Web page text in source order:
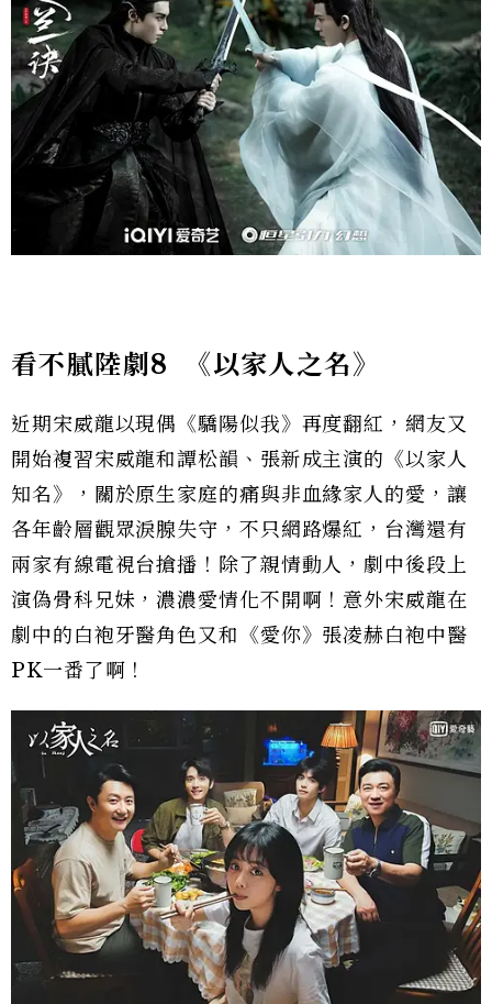
看不膩陸劇8 《以家人之名》
近期宋威龍以現偶《驕陽似我》再度翻紅，網友又
開始複習宋威龍和譚松韻、張新成主演的《以家人
知名》，關於原生家庭的痛與非血緣家人的愛，讓
各年齡層觀眾淚腺失守，不只網路爆紅，台灣還有
兩家有線電視台搶播！除了親情動人，劇中後段上
演偽骨科兄妹，濃濃愛情化不開啊！意外宋威龍在
劇中的白袍牙醫角色又和《愛你》張凌赫白袍中醫
PK一番了啊！